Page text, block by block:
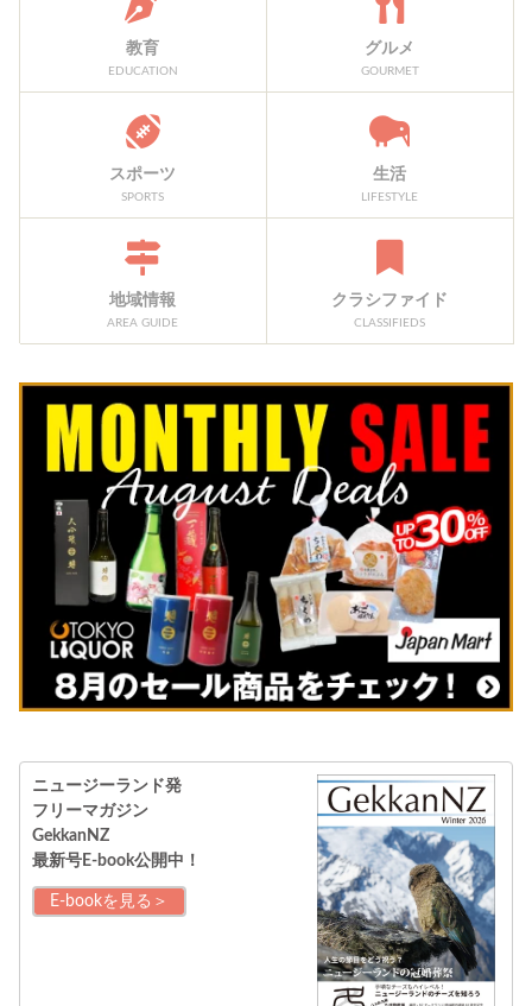
教育
EDUCATION
グルメ
GOURMET
スポーツ
SPORTS
生活
LIFESTYLE
地域情報
AREA GUIDE
クラシファイド
CLASSIFIEDS
ニュージーランド発
フリーマガジン
GekkanNZ
最新号E-book公開中！
E-bookを見る＞